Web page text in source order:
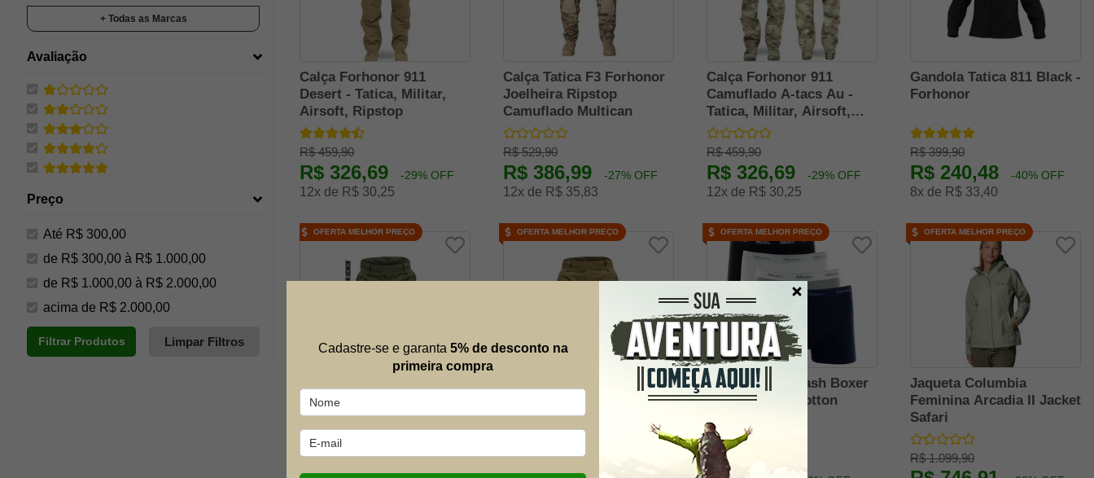
Cardume Adventure
Coleman
Combat
Cressi
Dacs
Deuter
Evo Tactical
Forhonor
Fxr Army And Tactical
Guartelá
Guepardo
Hard Adventure
Invictus Tactical
+ Todas as Marcas
Avaliação
Preço
Até R$ 300,00
de R$ 300,00 à R$ 1.000,00
de R$ 1.000,00 à R$ 2.000,00
acima de R$ 2.000,00
Filtrar Produtos Limpar Filtros
Calça Forhonor 911
Desert - Tatica, Militar,
Airsoft, Ripstop
R$ 459,90
R$ 326,69 -29% OFF
12x de R$ 30,25
Calça Tatica F3 Forhonor
Joelheira Ripstop
Camuflado Multican
R$ 529,90
R$ 386,99 -27% OFF
12x de R$ 35,83
Calça Forhonor 911
Camuflado A-tacs Au -
Tatica, Militar, Airsoft,
Ripstop
R$ 459,90
R$ 326,69 -29% OFF
12x de R$ 30,25
Gandola Tatica 811 Black -
Forhonor
R$ 399,90
R$ 240,48 -40% OFF
8x de R$ 33,40
Combat 311 Olive Drab -
Forhonor
R$ 299,90
OFERTA MELHOR PREÇO
Forhonor
R$ 299,90
OFERTA MELHOR PREÇO
Kit 4 Cuecas Mash Boxer
Box Algodão Cotton
R$ 109,90
OFERTA MELHOR PREÇO
Jaqueta Columbia
Feminina Arcadia II Jacket
Safari
R$ 1.099,90
OFERTA MELHOR PREÇO
Cadastre-se e garanta 5% de desconto na
primeira compra